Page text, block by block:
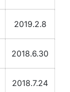
2019.2.8
2018.6.30
2018.7.24